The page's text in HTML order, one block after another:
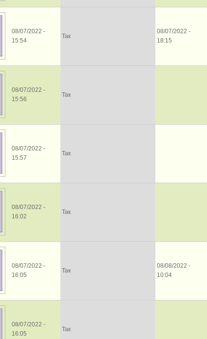
08/07/2022 -
15:54
Так
08/07/2022 -
18:15
08/07/2022 -
15:56
Так
08/07/2022 -
15:57
Так
08/07/2022 -
16:02
Так
08/07/2022 -
16:05
Так
08/08/2022 -
10:04
08/07/2022 -
16:05
Так